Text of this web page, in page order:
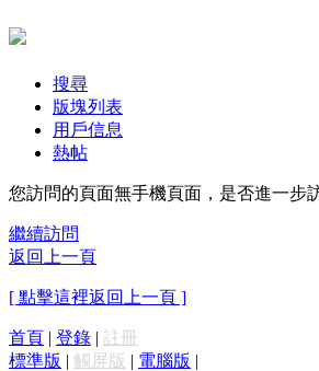
搜尋
版塊列表
用戶信息
熱帖
您訪問的頁面無手機頁面，是否進一步
繼續訪問
返回上一頁
[ 點擊這裡返回上一頁 ]
首頁 | 登錄 | 註冊
標準版 | 觸屏版 | 電腦版 |